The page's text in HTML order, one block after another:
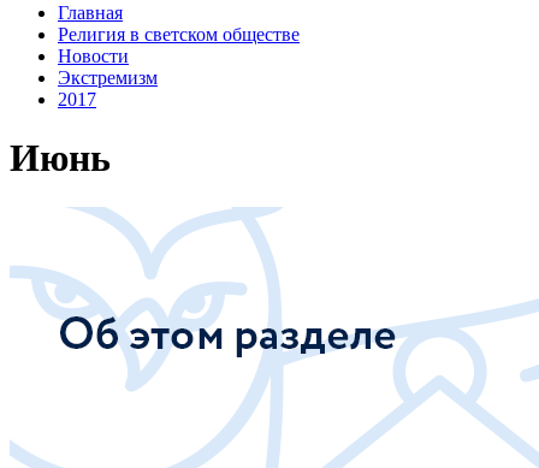
Главная
Религия в светском обществе
Новости
Экстремизм
2017
Июнь